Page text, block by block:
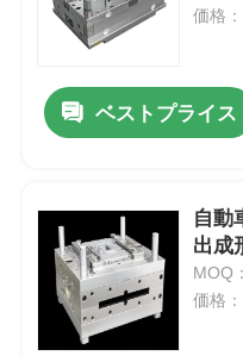
価格
ベストプライス
自動
出成
MOQ
価格